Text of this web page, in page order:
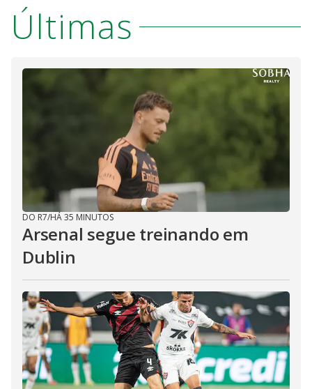
V
i
d
e
o
Últimas
DO R7/HÁ 35 MINUTOS
Arsenal segue treinando em
Dublin